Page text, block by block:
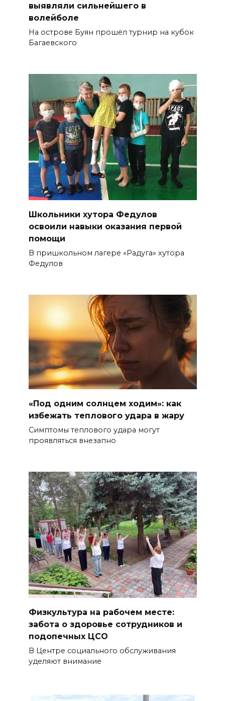
выявляли сильнейшего в
волейболе
На острове Буян прошёл турнир на кубок
Багаевского
Школьники хутора Федулов
освоили навыки оказания первой
помощи
В пришкольном лагере «Радуга» хутора
Федулов
«Под одним солнцем ходим»: как
избежать теплового удара в жару
Симптомы теплового удара могут
проявляться внезапно
Физкультура на рабочем месте:
забота о здоровье сотрудников и
подопечных ЦСО
В Центре социального обслуживания
уделяют внимание